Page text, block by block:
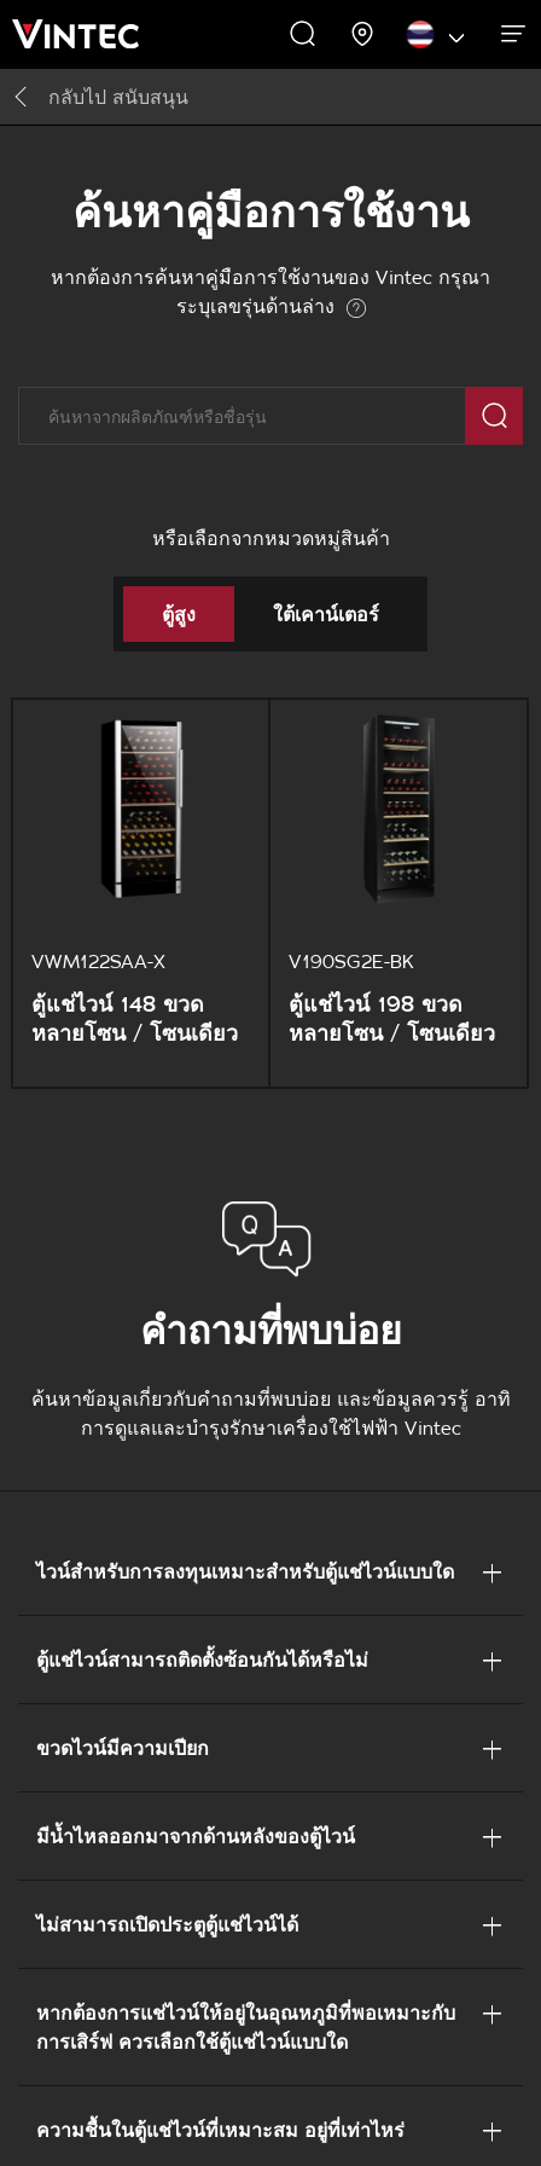
ตู้ไวน์
กี่ยวกับเรา
แรงบันดาลใจ
แรงบันดาลใจ
กลับไป สนับสนุน
ค้นหาคู่มือการใช้งาน
หากต้องการค้นหาคู่มือการใช้งานของ Vintec กรุณา
ระบุเลขรุ่นด้านล่าง
หรือเลือกจากหมวดหมู่สินค้า
ตู้สูง ใต้เคาน์เตอร์
VWM122SAA-X
ตู้แช่ไวน์ 148 ขวด
หลายโซน / โซนเดียว​
V190SG2E-BK
ตู้แช่ไวน์ 198 ขวด
หลายโซน / โซนเดียว​
คำถามที่พบบ่อย
ค้นหาข้อมูลเกี่ยวกับคำถามที่พบบ่อย และข้อมูลควรรู้ อาทิ
การดูแลและบำรุงรักษาเครื่องใช้ไฟฟ้า Vintec
ไวน์สำหรับการลงทุนเหมาะสำหรับตู้แช่ไวน์แบบใด
ตู้แช่ไวน์สามารถติดตั้งซ้อนกันได้หรือไม่
ขวดไวน์มีความเปียก
มีน้ำไหลออกมาจากด้านหลังของตู้ไวน์
ไม่สามารถเปิดประตูตู้แช่ไวน์ได้
หากต้องการแช่ไวน์ให้อยู่ในอุณหภูมิที่พอเหมาะกับ
การเสิร์ฟ ควรเลือกใช้ตู้แช่ไวน์แบบใด
ความชื้นในตู้แช่ไวน์ที่เหมาะสม อยู่ที่เท่าไหร่